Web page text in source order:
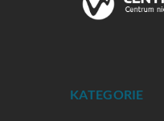
KATEGORIE